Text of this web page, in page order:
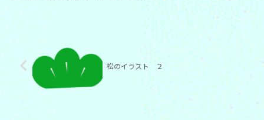
松のイラスト ２